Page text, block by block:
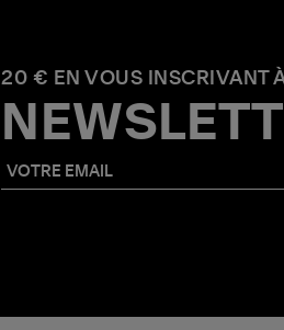
20 € EN VOUS INSCRIVANT